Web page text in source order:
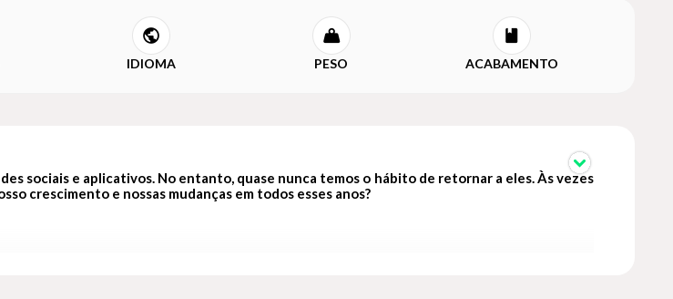
IDIOMA PESO ACABAMENTO
sociais e aplicativos. No entanto, quase nunca temos o hábito de retornar a eles. Às vezes
crescimento e nossas mudanças em todos esses anos?